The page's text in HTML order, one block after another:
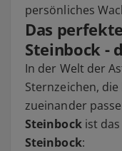
persönliches
Das
Steinbock -
In der Welt der
Sternzeichen,
zueinander
Steinbockist das
Steinbock: